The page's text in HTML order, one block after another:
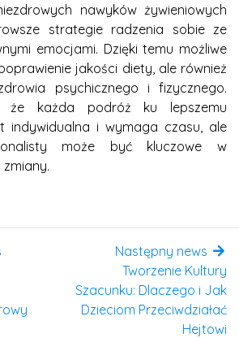
nawyków żywieniowych
strategie radzenia sobie ze
emocjami. Dzięki temu możliwe
jakości diety, ale również
psychicznego i fizycznego.
że każda podróż ku lepszemu
indywidualna i wymaga czasu, ale
może być kluczowe w
zmiany.
Następny news
Tworzenie Kultury
Szacunku: Dlaczego i Jak
Dzieciom Przeciwdziałać
Hejtowi